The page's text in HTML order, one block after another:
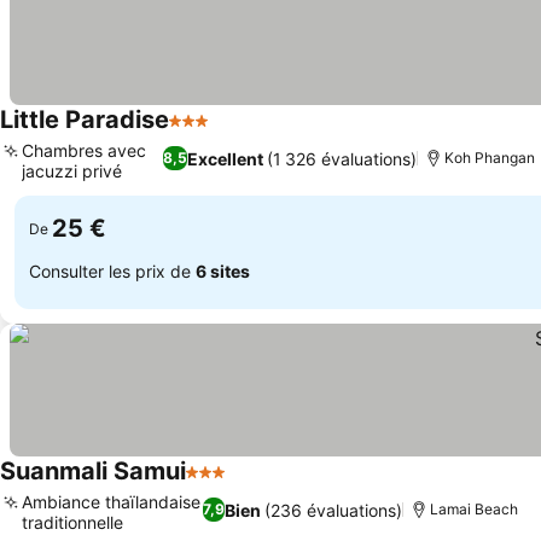
Little Paradise3 Étoiles
8,5Excellent (1 326 évaluations)
Chambres avec
jacuzzi privé
Koh Phangan
De 25 €
Consulter les prix de 6 sites
Suanmali Samui3 Étoiles
7,9Bien (236 évaluations)
Ambiance thaïlandaise
traditionnelle
Lamai Beach